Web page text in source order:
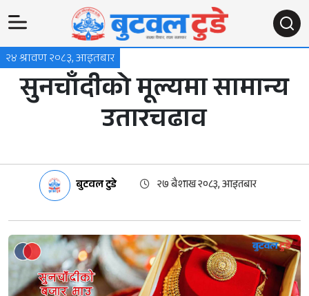
२४ श्रावण २०८३, आइतबार
सुनचाँदीको मूल्यमा सामान्य
उतारचढाव
बुटवल टुडे २७ बैशाख २०८३, आइतबार